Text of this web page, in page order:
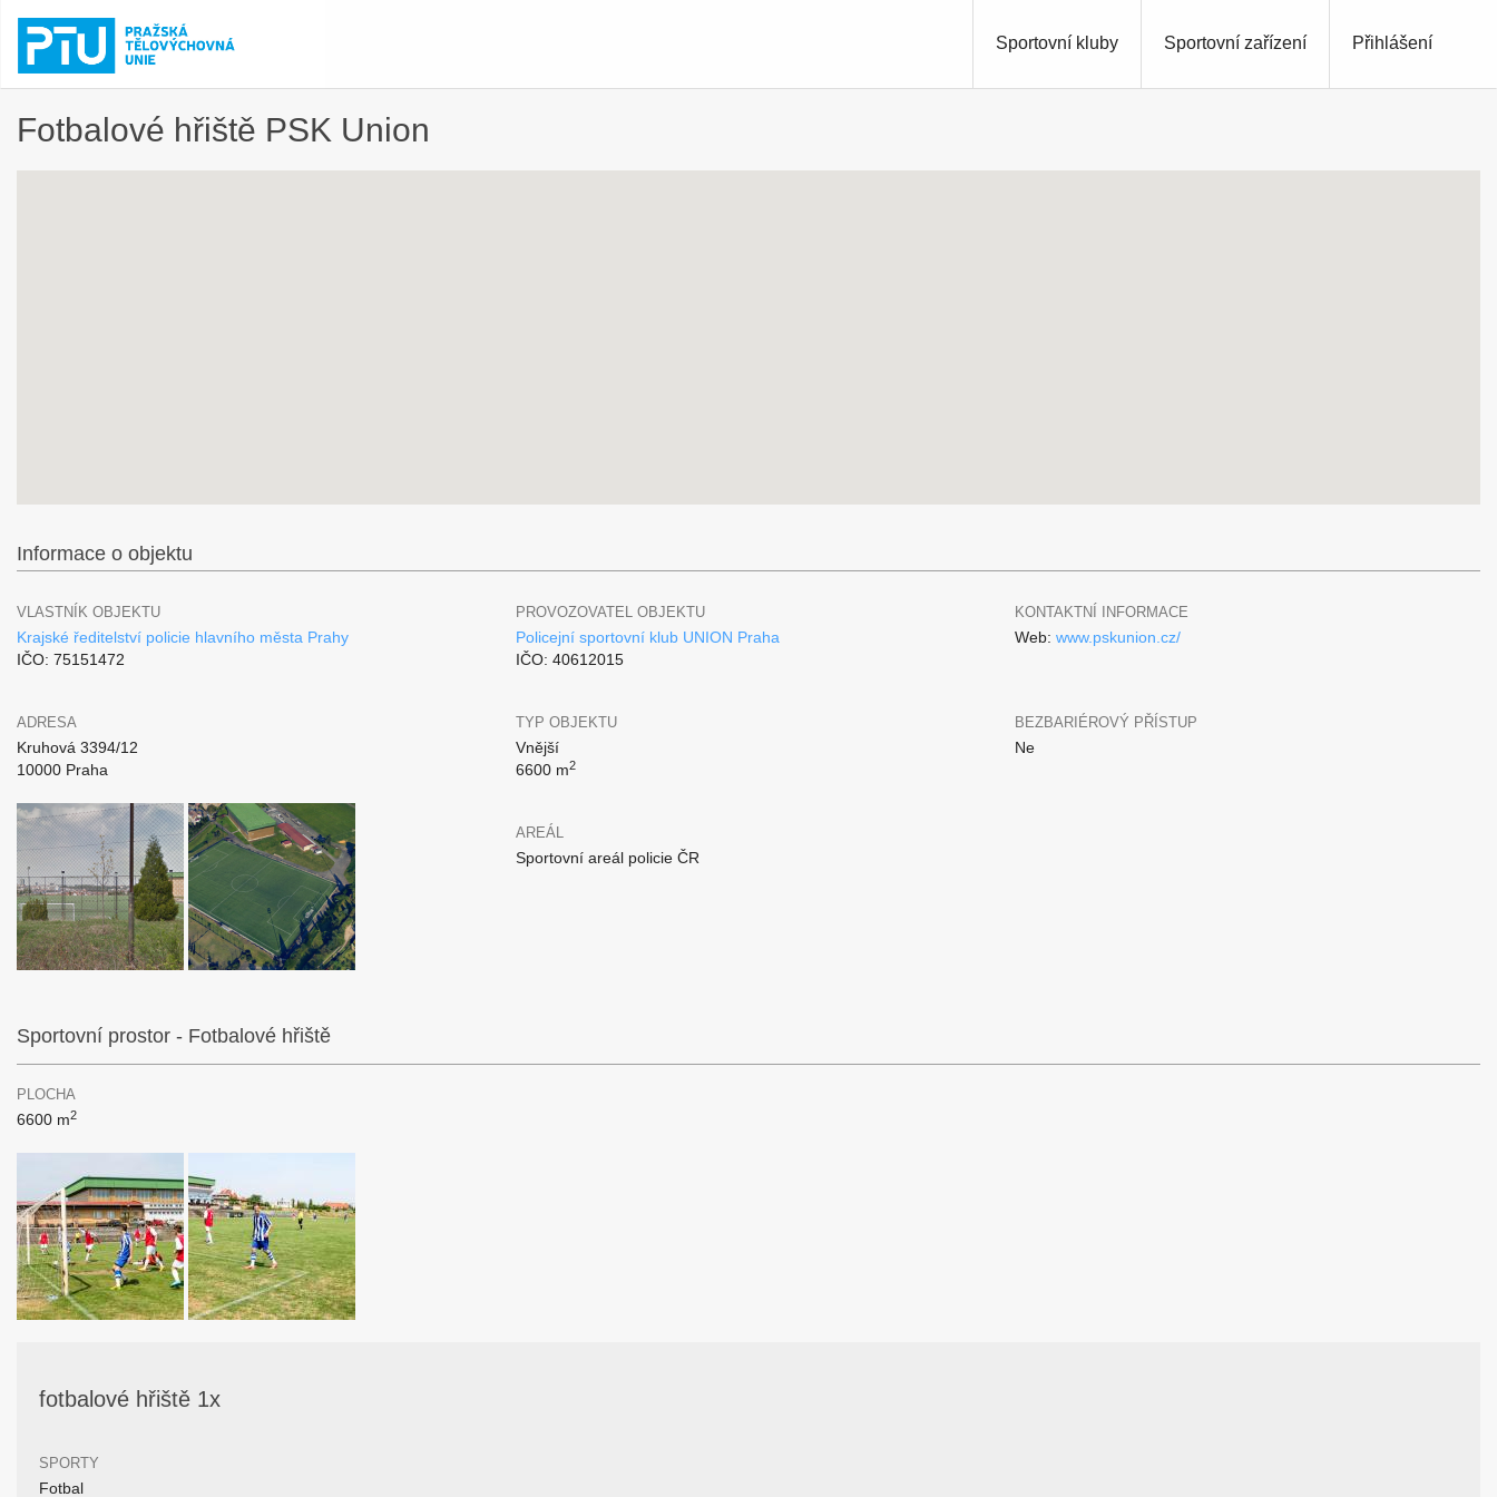
Přihlášení
Sportovní kluby Sportovní zařízení
Fotbalové hřiště PSK Union
Informace o objektu
VLASTNÍK OBJEKTU
Krajské ředitelství policie hlavního města Prahy
IČO: 75151472
PROVOZOVATEL OBJEKTU
Policejní sportovní klub UNION Praha
IČO: 40612015
KONTAKTNÍ INFORMACE
Web: www.pskunion.cz/
ADRESA
Kruhová 3394/12
10000 Praha
TYP OBJEKTU
Vnější
6600 m2
BEZBARIÉROVÝ PŘÍSTUP
Ne
AREÁL
Sportovní areál policie ČR
Sportovní prostor - Fotbalové hřiště
PLOCHA
6600 m2
fotbalové hřiště 1x
SPORTY
Fotbal